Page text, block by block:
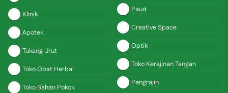
Klinik
Apotek
Tukang Urut
Toko Obat Herbal
Toko Bahan Pokok
Paud
Creative Space
Optik
Toko Kerajinan Tangan
Pengrajin